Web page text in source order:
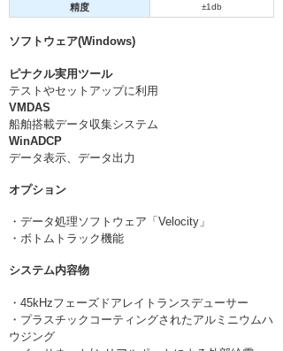
精度 ±1db
ソフトウェア(Windows)
ピナクル実用ツール
テストやセットアップに利用
VMDAS
船舶搭載データ収集システム
WinADCP
データ表示、データ出力
オプション
・データ処理ソフトウェア「Velocity」
・ボトムトラック機能
システム内容物
・45kHzフェーズドアレイトランスデューサー
・プラスチックコーティングされたアルミニウムハ
ウジング